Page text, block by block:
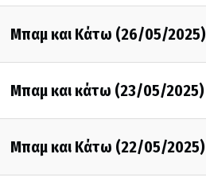
Μπαμ και Κάτω (26/05/2025)
Μπαμ και κάτω (23/05/2025)
Μπαμ και Κάτω (22/05/2025)